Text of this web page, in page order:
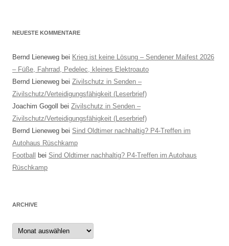
NEUESTE KOMMENTARE
Bernd Lieneweg bei Krieg ist keine Lösung – Sendener Maifest 2026
– Füße, Fahrrad, Pedelec, kleines Elektroauto
Bernd Lieneweg bei Zivilschutz in Senden –
Zivilschutz/Verteidigungsfähigkeit (Leserbrief)
Joachim Gogoll
bei Zivilschutz in Senden –
Zivilschutz/Verteidigungsfähigkeit (Leserbrief)
Bernd Lieneweg bei Sind Oldtimer nachhaltig? P4-Treffen im
Autohaus Rüschkamp
Football
bei Sind Oldtimer nachhaltig? P4-Treffen im Autohaus
Rüschkamp
ARCHIVE
Archive